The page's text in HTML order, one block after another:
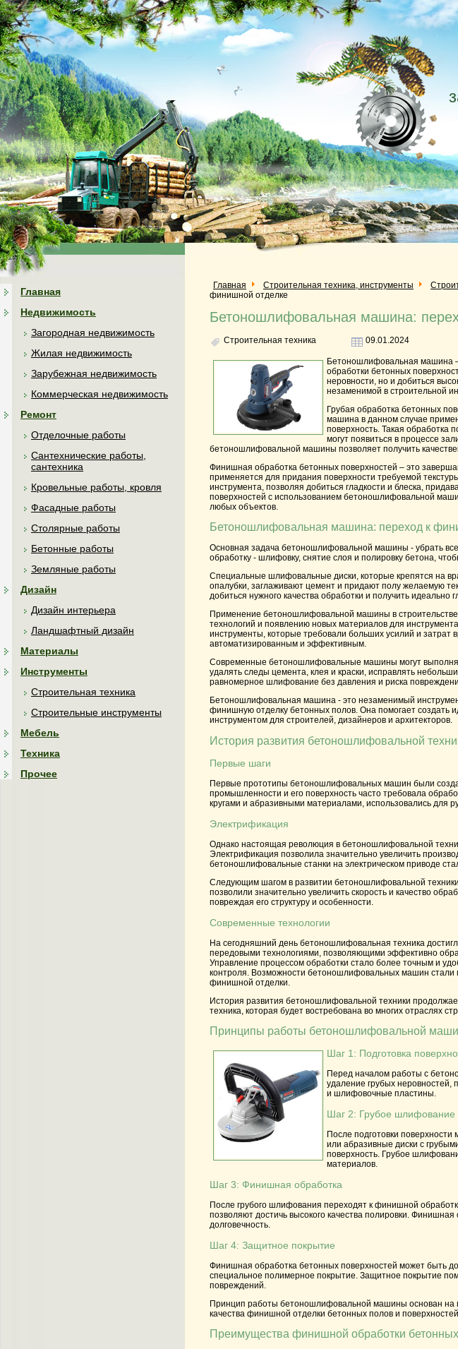
Главная
Недвижимость
Загородная недвижимость
Жилая недвижимость
Зарубежная недвижимость
Коммерческая недвижимость
Ремонт
Отделочные работы
Сантехнические работы,
сантехника
Кровельные работы, кровля
Фасадные работы
Столярные работы
Бетонные работы
Земляные работы
Дизайн
Дизайн интерьера
Ландшафтный дизайн
Материалы
Инструменты
Строительная техника
Строительные инструменты
Мебель
Техника
Прочее
Главная Строительная техника, инструменты
финишной отделке
Бетоношлифовальная машина:
Строительная техника 09.01.2024
Бетоношлифовальная машина
обработки бетонных
неровности, но и добиться
незаменимой в строительной
Грубая обработка бетонных
машина в данном случае
поверхность. Такая обработка
могут появиться в процессе
бетоношлифовальной машины позволяет получить
Финишная обработка бетонных поверхностей – это
применяется для придания поверхности требуемой
инструмента, позволяя добиться гладкости и блеска,
поверхностей с использованием бетоношлифовальной
любых объектов.
Бетоношлифовальная машина: переход к
Основная задача бетоношлифовальной машины - убрать
обработку - шлифовку, снятие слоя и полировку бетона,
Специальные шлифовальные диски, которые крепятся на
опалубки, заглаживают цемент и придают полу желаемую
добиться нужного качества обработки и получить идеально
Применение бетоношлифовальной машины в
технологий и появлению новых материалов для
инструменты, которые требовали больших усилий и
автоматизированным и эффективным.
Современные бетоношлифовальные машины могут
удалять следы цемента, клея и краски, исправлять
равномерное шлифование без давления и риска
Бетоношлифовальная машина - это незаменимый
финишную отделку бетонных полов. Она помогает создать
инструментом для строителей, дизайнеров и архитекторов.
История развития бетоношлифовальной
Первые шаги
Первые прототипы бетоношлифовальных машин были
промышленности и его поверхность часто требовала
кругами и абразивными материалами, использовались для
Электрификация
Однако настоящая революция в бетоношлифовальной
Электрификация позволила значительно увеличить
бетоношлифовальные станки на электрическом приводе
Следующим шагом в развитии бетоношлифовальной
позволили значительно увеличить скорость и качество
повреждая его структуру и особенности.
Современные технологии
На сегодняшний день бетоношлифовальная техника
передовыми технологиями, позволяющими эффективно
Управление процессом обработки стало более точным и
контроля. Возможности бетоношлифовальных машин стали
финишной отделки.
История развития бетоношлифовальной техники
техника, которая будет востребована во многих отраслях
Принципы работы бетоношлифовальной
Шаг 1: Подготовка
Перед началом работы с
удаление грубых неровностей,
и шлифовочные пластины.
Шаг 2: Грубое шлифование
После подготовки
или абразивные диски с
поверхность. Грубое
материалов.
Шаг 3: Финишная обработка
После грубого шлифования переходят к финишной
позволяют достичь высокого качества полировки.
долговечность.
Шаг 4: Защитное покрытие
Финишная обработка бетонных поверхностей может быть
специальное полимерное покрытие. Защитное покрытие
повреждений.
Принцип работы бетоношлифовальной машины основан на
качества финишной отделки бетонных полов и
Преимущества финишной обработки